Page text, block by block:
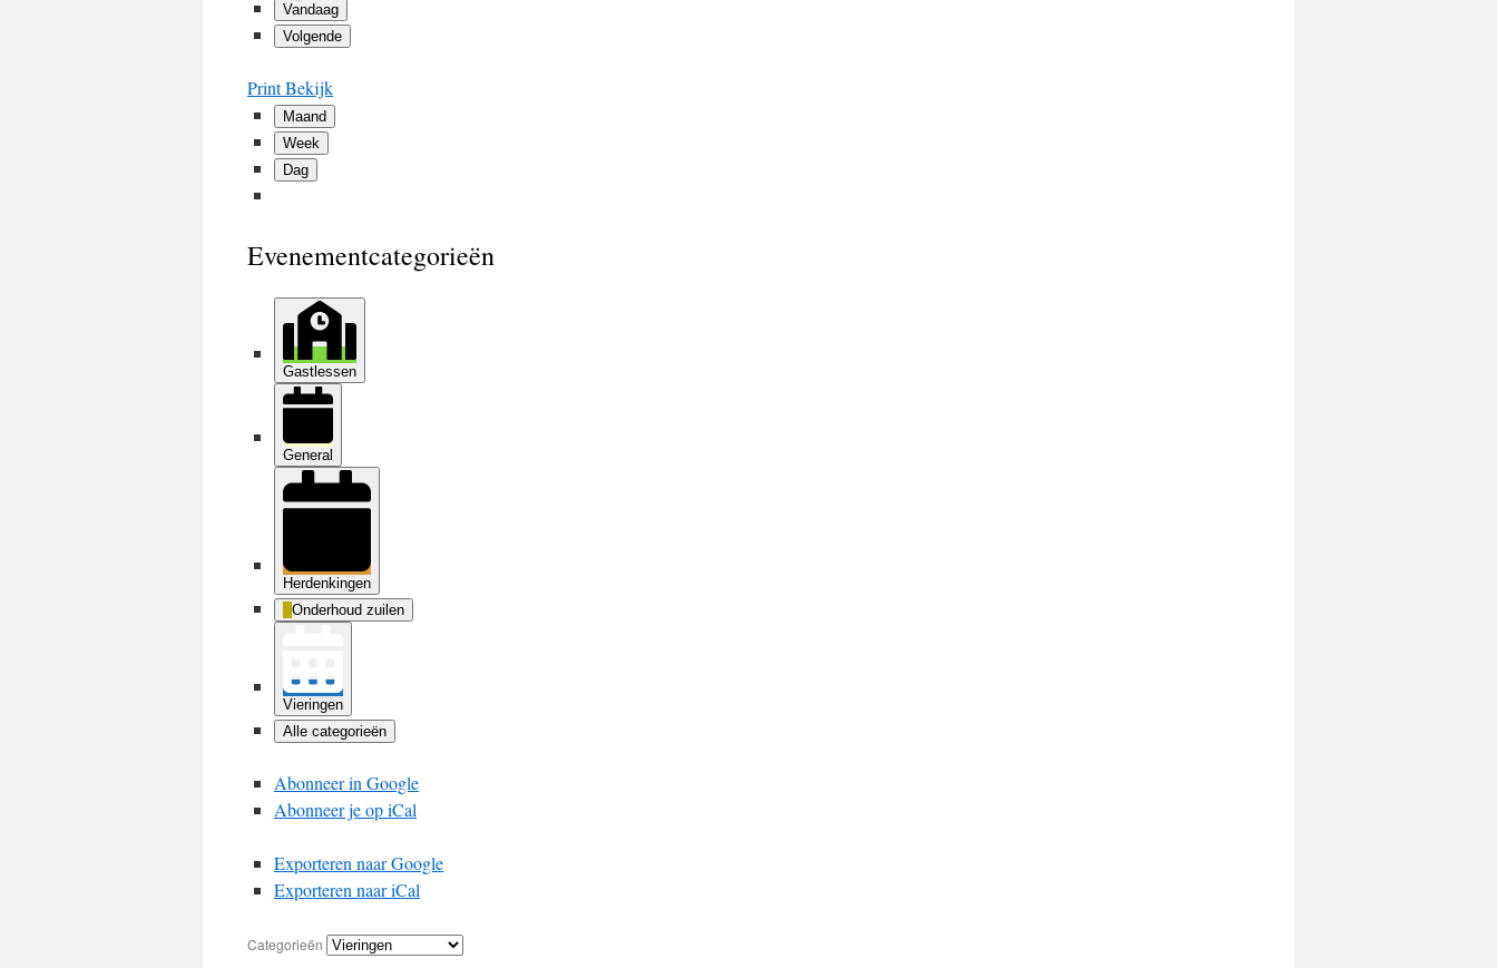
Vandaag
Volgende
PrintBekijk
Maand
Week
Dag
Evenementcategorieën
Gastlessen
General
Herdenkingen
Onderhoud zuilen
Vieringen
Alle categorieën
Abonneer inGoogle
Abonneer je opiCal
Exporteren naarGoogle
Exporteren naariCal
Categorieën